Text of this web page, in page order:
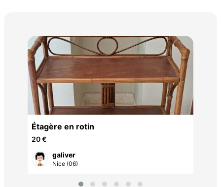
Étagère en rotin
20 €
galiver
Nice (06)